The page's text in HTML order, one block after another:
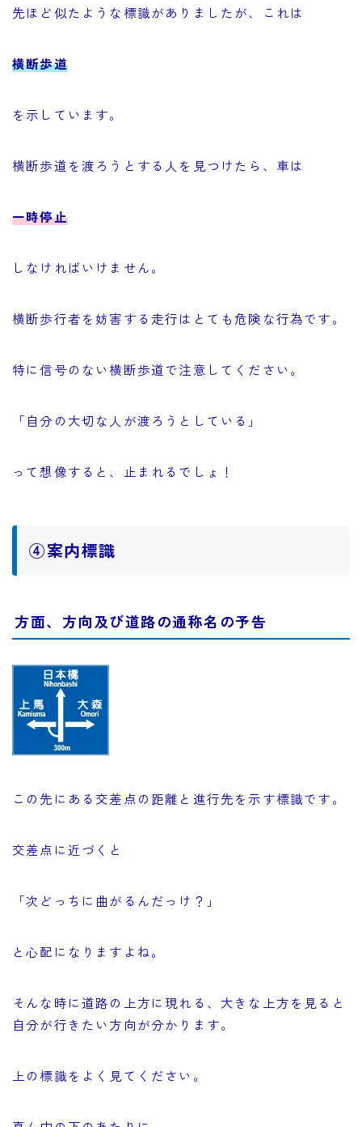
先ほど似たような標識がありましたが、これは
横断歩道
を示しています。
横断歩道を渡ろうとする人を見つけたら、車は
一時停止
しなければいけません。
横断歩行者を妨害する走行はとても危険な行為です。
特に信号のない横断歩道で注意してください。
「自分の大切な人が渡ろうとしている」
って想像すると、止まれるでしょ！
④案内標識
方面、方向及び道路の通称名の予告
この先にある交差点の距離と進行先を示す標識です。
交差点に近づくと
「次どっちに曲がるんだっけ？」
と心配になりますよね。
そんな時に道路の上方に現れる、大きな上方を見ると
自分が行きたい方向が分かります。
上の標識をよく見てください。